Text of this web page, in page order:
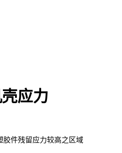
应力
胶件残留应力较高之区域